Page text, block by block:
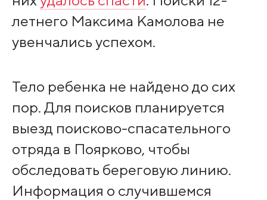
летнего Максима Камолова не
увенчались успехом.
Тело ребенка не найдено до сих
пор. Для поисков планируется
выезд поисково-спасательного
отряда в Поярково, чтобы
обследовать береговую линию.
Информация о случившемся